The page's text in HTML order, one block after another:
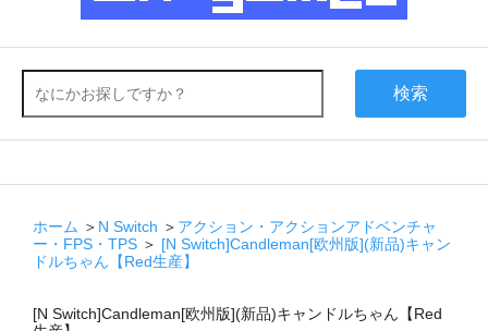
検索
ホーム ＞ N Switch ＞ アクション・アクションアドベンチャ
ー・FPS・TPS ＞ [N Switch]Candleman[欧州版](新品)キャン
ドルちゃん【Red生産】
[N Switch]Candleman[欧州版](新品)キャンドルちゃん【Red